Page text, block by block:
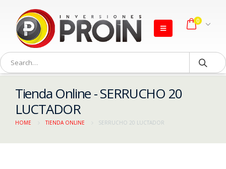
0
Tienda Online - SERRUCHO 20
LUCTADOR
HOME TIENDA ONLINE SERRUCHO 20 LUCTADOR